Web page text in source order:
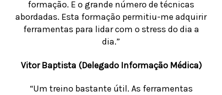
formação. E o grande número de técnicas
abordadas. Esta formação permitiu-me adquirir
ferramentas para lidar com o stress do dia a
dia.”
Vitor Baptista (Delegado Informação Médica)
“Um treino bastante útil. As ferramentas